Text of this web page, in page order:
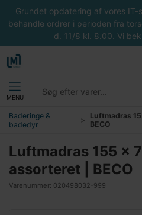
Grundet opdatering af vores
behandle ordrer i perioden fra
d. 11/8 kl. 8.00. Vi
MENU
Baderinge &
badedyr
Luftmadras
BECO
Luftmadras 155 x
assorteret | BECO
Varenummer: 020498032-999